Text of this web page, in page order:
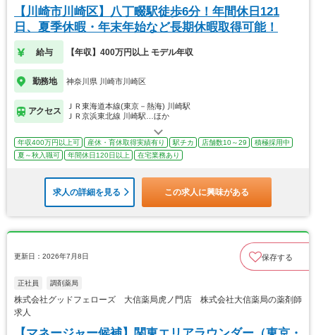
【川崎市川崎区】八丁畷駅徒歩6分！年間休日121
日、夏季休暇・年末年始など長期休暇取得可能！
給与 【年収】400万円以上 モデル年収
勤務地 神奈川県 川崎市川崎区
アクセス
ＪＲ東海道本線(東京－熱海) 川崎駅
ＪＲ京浜東北線 川崎駅…ほか
年収400万円以上可 産休・育休取得実績有り 駅チカ 店舗数10～29
積極採用中
夏～秋入職可
年間休日120日以上 在宅業務あり
求人の詳細を見る この求人に興味がある
更新日：2026年7月8日 保存する
正社員 調剤薬局
株式会社グッドフェローズ 大信薬局虎ノ門店 株式会社大信薬局の薬剤師
求人